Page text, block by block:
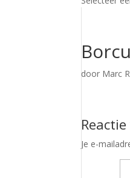
door Marc
Je e-